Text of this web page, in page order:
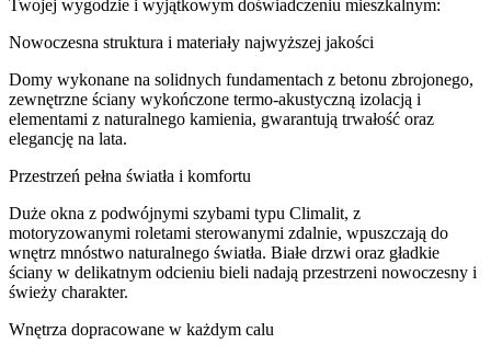
Twojej wygodzie i wyjątkowym doświadczeniu mieszkalnym:
Nowoczesna struktura i materiały najwyższej jakości
Domy wykonane na solidnych fundamentach z betonu zbrojonego,
zewnętrzne ściany wykończone termo-akustyczną izolacją i
elementami z naturalnego kamienia, gwarantują trwałość oraz
elegancję na lata.
Przestrzeń pełna światła i komfortu
Duże okna z podwójnymi szybami typu Climalit, z
motoryzowanymi roletami sterowanymi zdalnie, wpuszczają do
wnętrz mnóstwo naturalnego światła. Białe drzwi oraz gładkie
ściany w delikatnym odcieniu bieli nadają przestrzeni nowoczesny i
świeży charakter.
Wnętrza dopracowane w każdym calu